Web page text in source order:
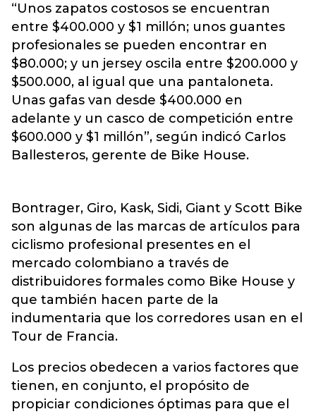
“Unos zapatos costosos se encuentran
entre $400.000 y $1 millón; unos guantes
profesionales se pueden encontrar en
$80.000; y un jersey oscila entre $200.000 y
$500.000, al igual que una pantaloneta.
Unas gafas van desde $400.000 en
adelante y un casco de competición entre
$600.000 y $1 millón”, según indicó Carlos
Ballesteros, gerente de Bike House.
Bontrager, Giro, Kask, Sidi, Giant y Scott Bike
son algunas de las marcas de artículos para
ciclismo profesional presentes en el
mercado colombiano a través de
distribuidores formales como Bike House y
que también hacen parte de la
indumentaria que los corredores usan en el
Tour de Francia.
Los precios obedecen a varios factores que
tienen, en conjunto, el propósito de
propiciar condiciones óptimas para que el